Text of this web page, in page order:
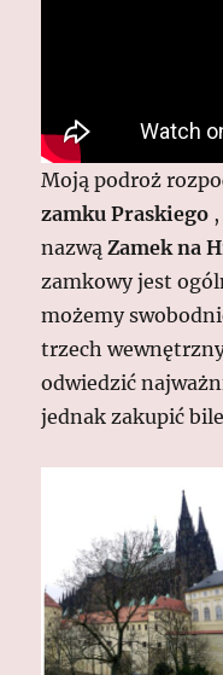
Moją podroż
zamku Praskiego
nazwąZamek na
zamkowy jest
możemy
trzech
odwiedzić
jednak zakupić